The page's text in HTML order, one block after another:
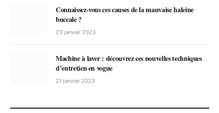
Connaissez-vous ces causes de la mauvaise haleine
buccale ?
23 janvier 2023
Machine à laver : découvrez ces nouvelles techniques
d’entretien en vogue
21 janvier 2023